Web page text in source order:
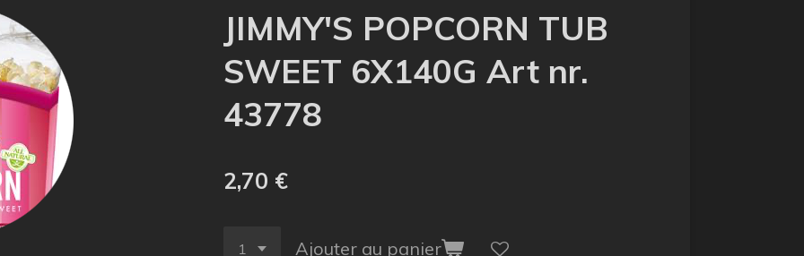
JIMMY'S POPCORN TUB
SWEET 6X140G Art nr.
43778
2,70 €
Ajouter au panier